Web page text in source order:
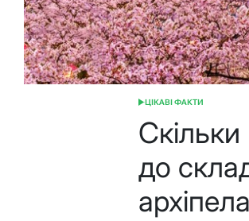
ОПУБЛІКУВАТИ
ЦІКАВІ ФАКТИ
до